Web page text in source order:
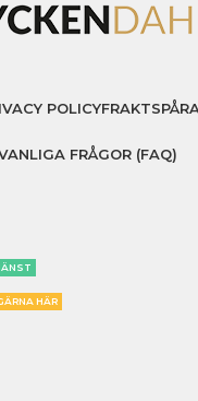
POLICYFRAKT
FRÅGOR (FAQ)
HÄR